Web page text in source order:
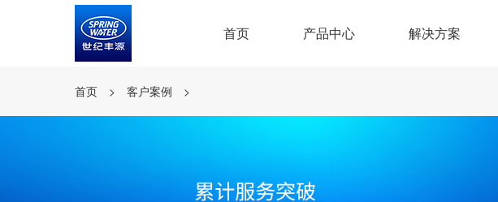
首页 产品中心 解决方案
首页 > 客户案例 >